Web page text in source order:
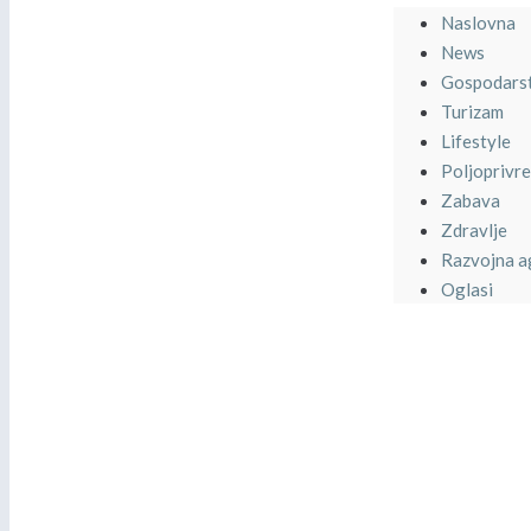
Naslovna
News
Turizam
Lifestyle
Zabava
Zdravlje
Razvojna
Oglasi